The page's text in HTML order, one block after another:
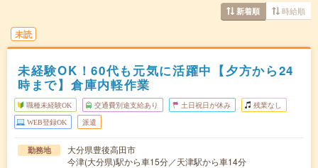
新着順 時給順
未読
未経験OK！60代も元気に活躍中【夕方から24
時まで】倉庫内軽作業
職種未経験OK 交通費別途支給あり 土日祝日が休み 残業なし
WEB登録OK 派遣
勤務地
大分県豊後高田市
今津(大分県)駅から車15分／天津駅から車14分